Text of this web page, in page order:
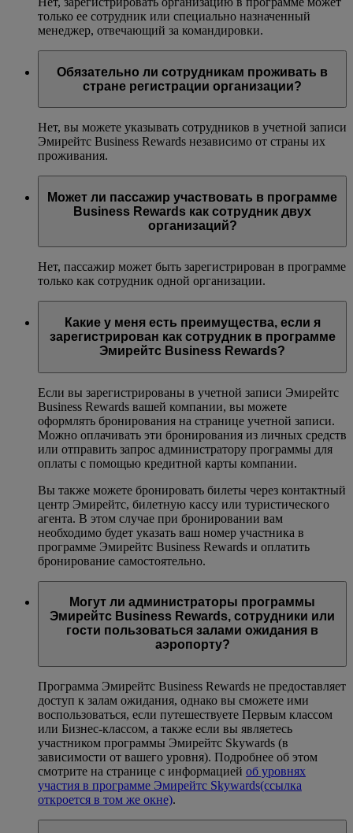
только ее сотрудник или специально назначенный
менеджер, отвечающий за командировки.
Обязательно ли сотрудникам проживать в
стране регистрации организации?
Нет, вы можете указывать сотрудников в учетной записи
Эмирейтс Business Rewards независимо от страны их
проживания.
Может ли пассажир участвовать в программе
Business Rewards как сотрудник двух
организаций?
Нет, пассажир может быть зарегистрирован в программе
только как сотрудник одной организации.
Какие у меня есть преимущества, если я
зарегистрирован как сотрудник в программе
Эмирейтс Business Rewards?
Если вы зарегистрированы в учетной записи Эмирейтс
Business Rewards вашей компании, вы можете
оформлять бронирования на странице учетной записи.
Можно оплачивать эти бронирования из личных средств
или отправить запрос администратору программы для
оплаты с помощью кредитной карты компании.
Вы также можете бронировать билеты через контактный
центр Эмирейтс, билетную кассу или туристического
агента. В этом случае при бронировании вам
необходимо будет указать ваш номер участника в
программе Эмирейтс Business Rewards и оплатить
бронирование самостоятельно.
Могут ли администраторы программы
Эмирейтс Business Rewards, сотрудники или
гости пользоваться залами ожидания в
аэропорту?
Программа Эмирейтс Business Rewards не предоставляет
доступ к залам ожидания, однако вы сможете ими
воспользоваться, если путешествуете Первым классом
или Бизнес-классом, а также если вы являетесь
участником программы Эмирейтс Skywards (в
зависимости от вашего уровня). Подробнее об этом
смотрите на странице с информацией об уровнях
участия в программе Эмирейтс Skywards(ссылка
откроется в том же окне).